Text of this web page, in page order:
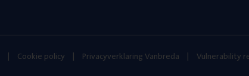
Cookie policy Privacyverklaring Vanbreda Vulnerability